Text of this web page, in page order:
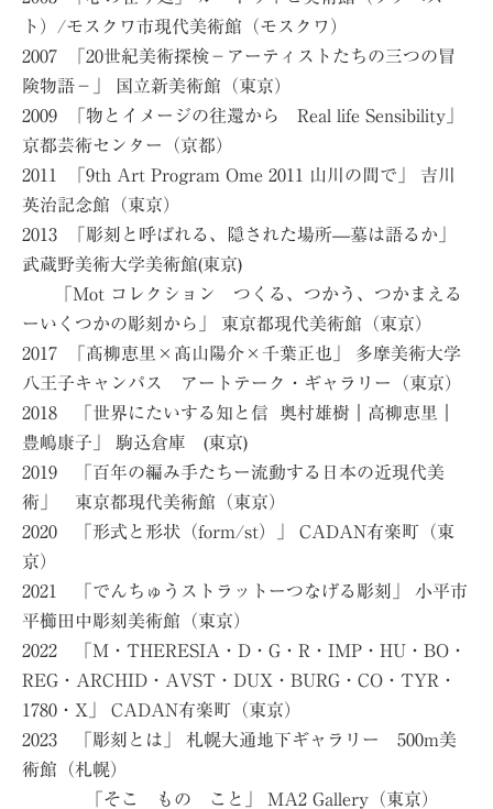
ト）/モスクワ市現代美術館（モスクワ）
2007 「20世紀美術探検−アーティストたちの三つの冒
険物語−」 国立新美術館（東京）
2009 「物とイメージの往還から Real life Sensibility」
京都芸術センター（京都）
2011 「9th Art Program Ome 2011 山川の間で」 吉川
英治記念館（東京）
2013 「彫刻と呼ばれる、隠された場所—墓は語るか」
武蔵野美術大学美術館(東京)
「Mot コレクション つくる、つかう、つかまえる
ーいくつかの彫刻から」 東京都現代美術館（東京）
2017 「髙柳恵里×髙山陽介×千葉正也」 多摩美術大学
八王子キャンパス アートテーク・ギャラリー（東京）
2018 「世界にたいする知と信 奥村雄樹｜高柳恵里｜
豊嶋康子」 駒込倉庫 (東京)
2019 「百年の編み手たちー流動する日本の近現代美
術」 東京都現代美術館（東京）
2020 「形式と形状（form/st）」 CADAN有楽町（東
京）
2021 「でんちゅうストラットーつなげる彫刻」 小平市
平櫛田中彫刻美術館（東京）
2022 「M・THERESIA・D・G・R・IMP・HU・BO・
REG・ARCHID・AVST・DUX・BURG・CO・TYR・
1780・X」 CADAN有楽町（東京）
2023 「彫刻とは」 札幌大通地下ギャラリー 500m美
術館（札幌）
「そこ もの こと」 MA2 Gallery（東京）